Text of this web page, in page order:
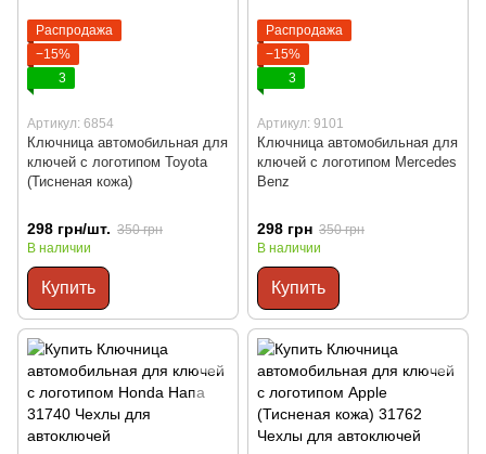
Распродажа
−15%
3
Артикул: 6854
Ключница автомобильная для
ключей с логотипом Toyota
(Тисненая кожа)
298 грн/шт. 350 грн
В наличии
Купить
Распродажа
−15%
3
Артикул: 9101
Ключница автомобильная для
ключей с логотипом Mercedes
Benz
298 грн 350 грн
В наличии
Купить